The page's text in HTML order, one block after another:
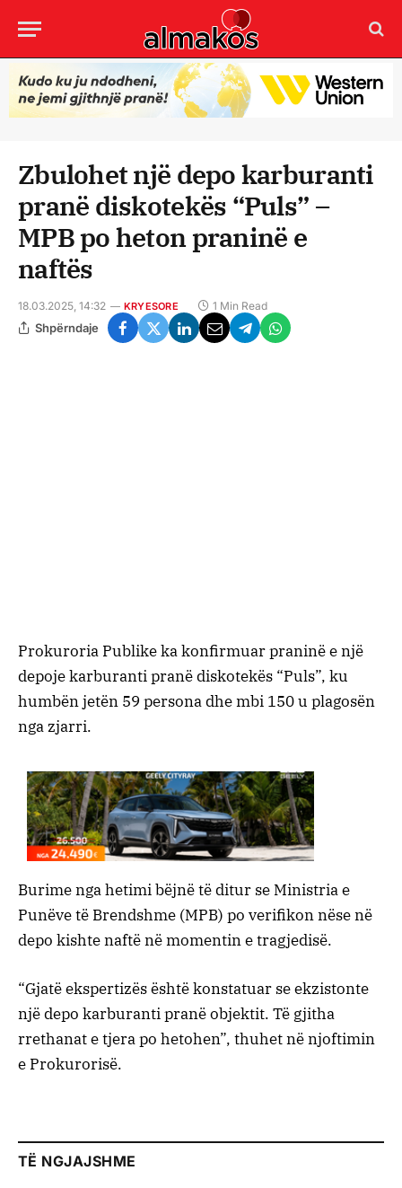
Zbulohet një depo karburanti
pranë diskotekës “Puls” –
MPB po heton praninë e
naftës
18.03.2025, 14:32 KRYESORE 1 Min Read
Shpërndaje
Prokuroria Publike ka konfirmuar praninë e një
depoje karburanti pranë diskotekës “Puls”, ku
humbën jetën 59 persona dhe mbi 150 u plagosën
nga zjarri.
Burime nga hetimi bëjnë të ditur se Ministria e
Punëve të Brendshme (MPB) po verifikon nëse në
depo kishte naftë në momentin e tragjedisë.
“Gjatë ekspertizës është konstatuar se ekzistonte
një depo karburanti pranë objektit. Të gjitha
rrethanat e tjera po hetohen”, thuhet në njoftimin
e Prokurorisë.
TË NGJAJSHME